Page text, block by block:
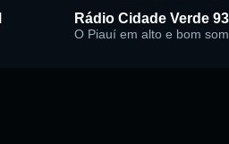
O Piauí em alto e bom som